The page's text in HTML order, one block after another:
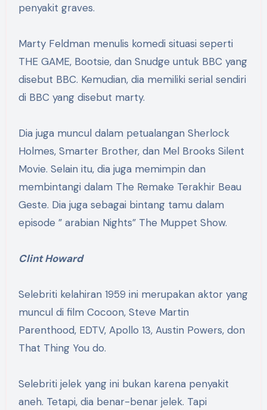
penyakit graves.
Marty Feldman menulis komedi situasi seperti
THE GAME, Bootsie, dan Snudge untuk BBC yang
disebut BBC. Kemudian, dia memiliki serial sendiri
di BBC yang disebut marty.
Dia juga muncul dalam petualangan Sherlock
Holmes, Smarter Brother, dan Mel Brooks Silent
Movie. Selain itu, dia juga memimpin dan
membintangi dalam The Remake Terakhir Beau
Geste. Dia juga sebagai bintang tamu dalam
episode ” arabian Nights” The Muppet Show.
Clint Howard
Selebriti kelahiran 1959 ini merupakan aktor yang
muncul di film Cocoon, Steve Martin
Parenthood, EDTV, Apollo 13, Austin Powers, don
That Thing You do.
Selebriti jelek yang ini bukan karena penyakit
aneh. Tetapi, dia benar-benar jelek. Tapi